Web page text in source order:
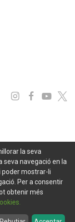
Instagram
la seva
seva navegació en la
poder mostrar-li
Per a consentir
obtenir més